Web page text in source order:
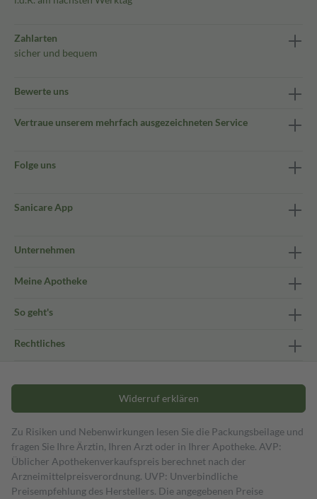
Zahlarten
sicher und bequem
Bewerte uns
Vertraue unserem mehrfach ausgezeichneten Service
Folge uns
Sanicare App
Unternehmen
Meine Apotheke
So geht's
Rechtliches
Widerruf erklären
Zu Risiken und Nebenwirkungen lesen Sie die Packungsbeilage und
fragen Sie Ihre Ärztin, Ihren Arzt oder in Ihrer Apotheke. AVP:
Üblicher Apothekenverkaufspreis berechnet nach der
Arzneimittelpreisverordnung. UVP: Unverbindliche
Preisempfehlung des Herstellers. Die angegebenen Preise